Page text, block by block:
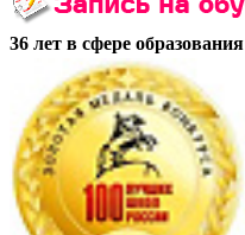
36 лет в сфере образования